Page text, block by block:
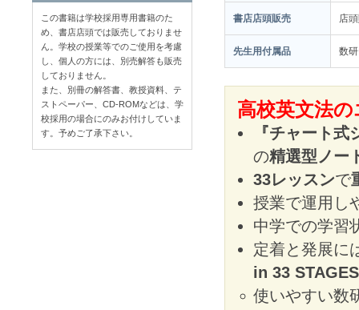
書店店頭販売 店
先生用付属品 数
高校英文法
『チャート
の精選型ノー
33レッスンで
授業で運用し
中学での学習
定着と発展に
in 33 STAGES
使いやすい数
この書籍は学校採用専用書籍のた
め、書店店頭では販売しておりませ
ん。学校の授業等でのご使用を考慮
し、個人の方には、別売解答も販売
しておりません。
また、別冊の解答書、教授資料、テ
ストペーパー、CD-ROMなどは、学
校採用の場合にのみお付けしていま
す。予めご了承下さい。